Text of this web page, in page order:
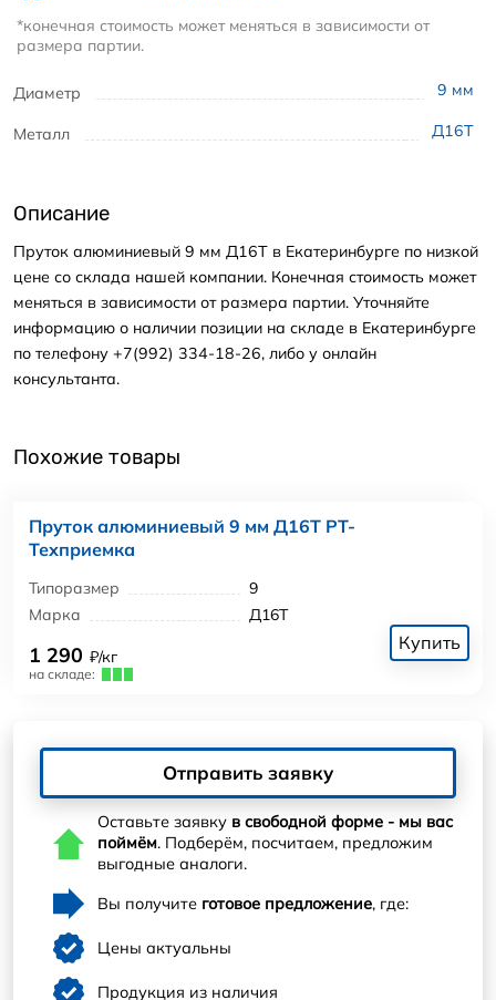
Диаметр 9 мм
Металл Д16Т
*конечная стоимость может меняться в зависимости от
размера партии.
Описание
Пруток алюминиевый 9 мм Д16Т в Екатеринбурге по низкой
цене со склада нашей компании. Конечная стоимость может
меняться в зависимости от размера партии. Уточняйте
информацию о наличии позиции на складе в Екатеринбурге
по телефону +7(992) 334-18-26, либо у онлайн
консультанта.
Похожие товары
Пруток алюминиевый 9 мм Д16Т РТ-
Техприемка
Типоразмер
9
Марка
Д16Т
1 290 ₽/кг
на складе:
Купить
Отправить заявку
Оставьте заявку в свободной форме - мы вас
поймём. Подберём, посчитаем, предложим
выгодные аналоги.
Вы получите готовое предложение, где:
Цены актуальны
Продукция из наличия